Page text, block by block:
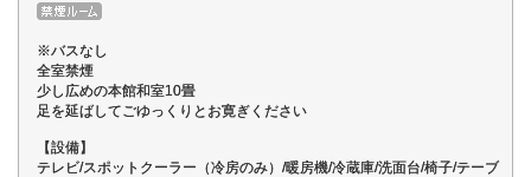
※バスなし
全室禁煙
少し広めの本館和室10畳
足を延ばしてごゆっくりとお寛ぎください
【設備】
テレビ/スポットクーラー（冷房のみ）/暖房機/冷蔵庫/洗面台/椅子/テーブ